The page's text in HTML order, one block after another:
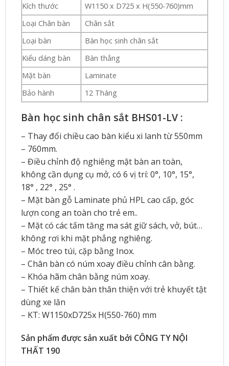
Kích thước
W1150 x D725 x H(550-760)mm
Loại Chân bàn
Chân sắt
Loại bàn
Bàn học sinh chân sắt
Kiểu dáng bàn
Bàn thẳng
Mặt bàn
Laminate
Bảo hành
12 Tháng
Bàn học sinh chân sắt BHS01-LV :
– Thay đổi chiều cao bàn kiểu xi lanh từ 550mm
– 760mm.
– Điều chỉnh độ nghiêng mặt bàn an toàn,
không cần dụng cụ mở, có 6 vị trí: 0°, 10°, 15°,
18° , 22° , 25° .
– Mặt bàn gỗ Laminate phủ HPL cao cấp, góc
lượn cong an toàn cho trẻ em..
– Mặt có các tấm tăng ma sát giữ sách, vở, bút…
không rơi khi mặt phẳng nghiêng.
– Móc treo túi, cặp bằng Inox.
– Chân bàn có núm xoay điều chỉnh cân bằng.
– Khóa hãm chân bằng núm xoay.
– Thiết kế chân bàn thân thiện với trẻ khuyết tật
dùng xe lăn
– KT: W1150xD725x H(550-760) mm
Sản phẩm được sản xuất bởi CÔNG TY NỘI
THẤT 190